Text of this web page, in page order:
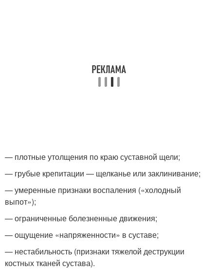
— плотные утолщения по краю суставной щели;
— грубые крепитации — щелканье или заклинивание;
— умеренные признаки воспаления («холодный
выпот»);
— ограниченные болезненные движения;
— ощущение «напряженности» в суставе;
— нестабильность (признаки тяжелой деструкции
костных тканей сустава).